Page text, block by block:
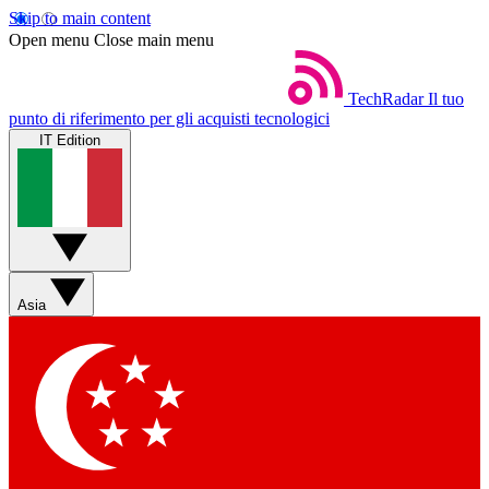
Skip to main content
Open menu Close main menu
TechRadar Il tuo
punto di riferimento per gli acquisti tecnologici
IT Edition
Asia